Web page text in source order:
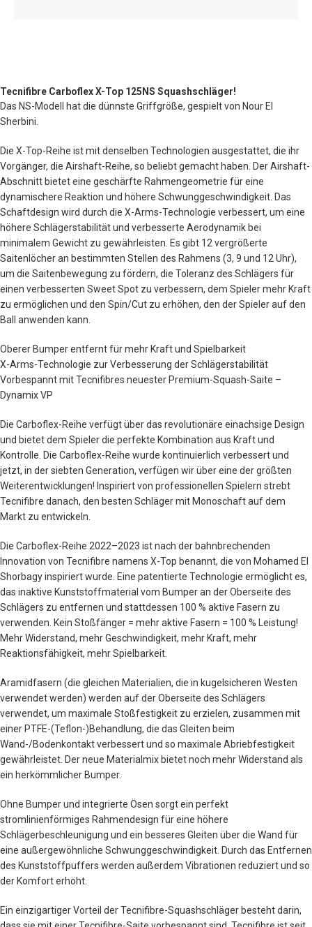
Tecnifibre Carboflex X-Top 125NS Squashschläger!
Das NS-Modell hat die dünnste Griffgröße, gespielt von Nour El
Sherbini.
Die X-Top-Reihe ist mit denselben Technologien ausgestattet, die ihr
Vorgänger, die Airshaft-Reihe, so beliebt gemacht haben. Der Airshaft-
Abschnitt bietet eine geschärfte Rahmengeometrie für eine
dynamischere Reaktion und höhere Schwunggeschwindigkeit. Das
Schaftdesign wird durch die X-Arms-Technologie verbessert, um eine
höhere Schlägerstabilität und verbesserte Aerodynamik bei
minimalem Gewicht zu gewährleisten. Es gibt 12 vergrößerte
Saitenlöcher an bestimmten Stellen des Rahmens (3, 9 und 12 Uhr),
um die Saitenbewegung zu fördern, die Toleranz des Schlägers für
einen verbesserten Sweet Spot zu verbessern, dem Spieler mehr Kraft
zu ermöglichen und den Spin/Cut zu erhöhen, den der Spieler auf den
Ball anwenden kann.
Oberer Bumper entfernt für mehr Kraft und Spielbarkeit
X-Arms-Technologie zur Verbesserung der Schlägerstabilität
Vorbespannt mit Tecnifibres neuester Premium-Squash-Saite –
Dynamix VP
Die Carboflex-Reihe verfügt über das revolutionäre einachsige Design
und bietet dem Spieler die perfekte Kombination aus Kraft und
Kontrolle. Die Carboflex-Reihe wurde kontinuierlich verbessert und
jetzt, in der siebten Generation, verfügen wir über eine der größten
Weiterentwicklungen! Inspiriert von professionellen Spielern strebt
Tecnifibre danach, den besten Schläger mit Monoschaft auf dem
Markt zu entwickeln.
Die Carboflex-Reihe 2022–2023 ist nach der bahnbrechenden
Innovation von Tecnifibre namens X-Top benannt, die von Mohamed El
Shorbagy inspiriert wurde. Eine patentierte Technologie ermöglicht es,
das inaktive Kunststoffmaterial vom Bumper an der Oberseite des
Schlägers zu entfernen und stattdessen 100 % aktive Fasern zu
verwenden. Kein Stoßfänger = mehr aktive Fasern = 100 % Leistung!
Mehr Widerstand, mehr Geschwindigkeit, mehr Kraft, mehr
Reaktionsfähigkeit, mehr Spielbarkeit.
Aramidfasern (die gleichen Materialien, die in kugelsicheren Westen
verwendet werden) werden auf der Oberseite des Schlägers
verwendet, um maximale Stoßfestigkeit zu erzielen, zusammen mit
einer PTFE-(Teflon-)Behandlung, die das Gleiten beim
Wand-/Bodenkontakt verbessert und so maximale Abriebfestigkeit
gewährleistet. Der neue Materialmix bietet noch mehr Widerstand als
ein herkömmlicher Bumper.
Ohne Bumper und integrierte Ösen sorgt ein perfekt
stromlinienförmiges Rahmendesign für eine höhere
Schlägerbeschleunigung und ein besseres Gleiten über die Wand für
eine außergewöhnliche Schwunggeschwindigkeit. Durch das Entfernen
des Kunststoffpuffers werden außerdem Vibrationen reduziert und so
der Komfort erhöht.
Ein einzigartiger Vorteil der Tecnifibre-Squashschläger besteht darin,